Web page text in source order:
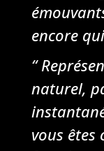
encore
“
naturel,
vous êtes